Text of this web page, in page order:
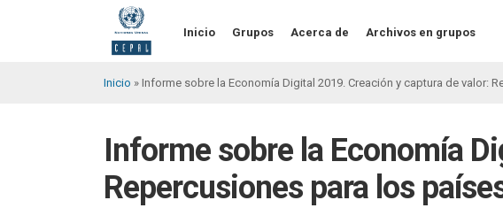
Inicio Grupos Acerca de Archivos en grupos
enlaces
de
ayuda
Inicio Informe sobre la Economía Digital 2019. Creación y captura de valor:
Informe sobre la Economía
Repercusiones para los